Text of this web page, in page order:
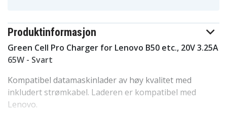
Produktinformasjon
Green Cell Pro Charger for Lenovo B50 etc., 20V 3.25A
65W - Svart
Kompatibel datamaskinlader av høy kvalitet med
inkludert strømkabel. Laderen er kompatibel med
Lenovo.